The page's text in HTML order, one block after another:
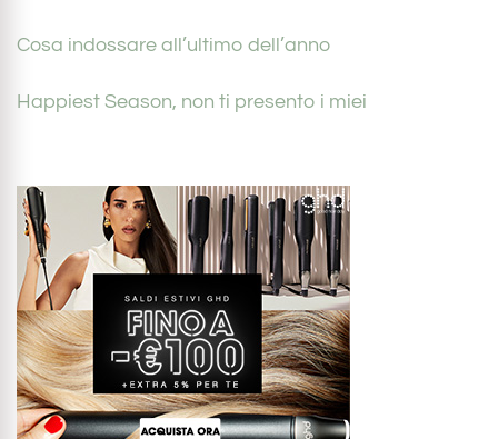
Cosa indossare all’ultimo dell’anno
Happiest Season, non ti presento i miei